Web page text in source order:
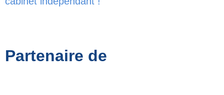
Partenaire de